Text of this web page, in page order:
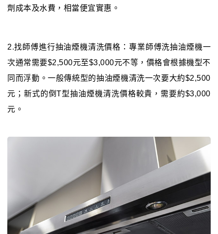
劑成本及水費，相當便宜實惠。
2.找師傅進行抽油煙機清洗價格：專業師傅洗抽油煙機一
次通常需要$2,500元至$3,000元不等，價格會根據機型不
同而浮動。一般傳統型的抽油煙機清洗一次要大約$2,500
元；新式的倒T型抽油煙機清洗價格較貴，需要約$3,000
元。